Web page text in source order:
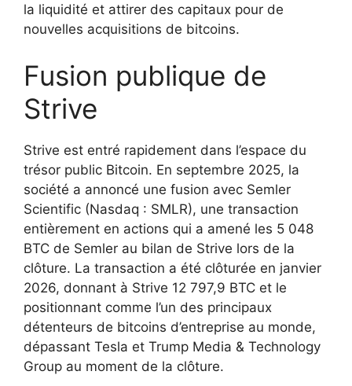
la liquidité et attirer des capitaux pour de
nouvelles acquisitions de bitcoins.
Fusion publique de
Strive
Strive est entré rapidement dans l’espace du
trésor public Bitcoin. En septembre 2025, la
société a annoncé une fusion avec Semler
Scientific (Nasdaq : SMLR), une transaction
entièrement en actions qui a amené les 5 048
BTC de Semler au bilan de Strive lors de la
clôture. La transaction a été clôturée en janvier
2026, donnant à Strive 12 797,9 BTC et le
positionnant comme l’un des principaux
détenteurs de bitcoins d’entreprise au monde,
dépassant Tesla et Trump Media & Technology
Group au moment de la clôture.